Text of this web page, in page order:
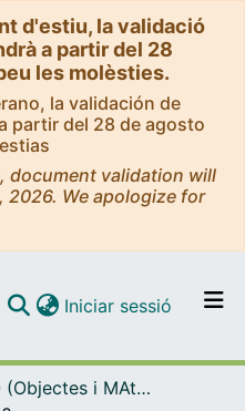
d'estiu, la validació
a partir del 28
les molèsties.
la validación de
partir del 28 de agosto
document validation will
We apologize for
per tot el DD
Iniciar sessió (current)
OMADO (Objectes i MAterials DOcents)